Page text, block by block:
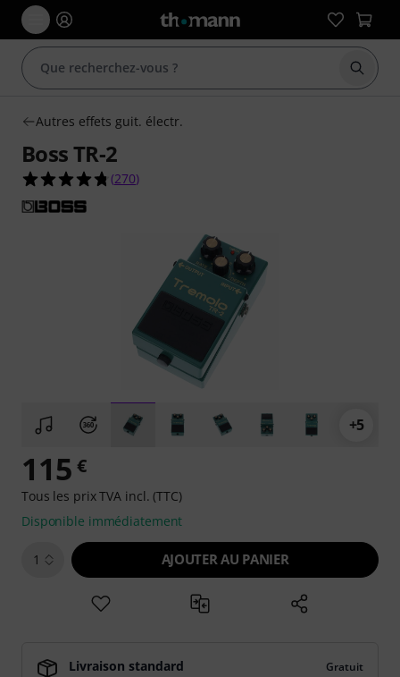
Autres effets guit. électr.
Boss TR-2
4.7 étoiles sur 5 d'après 270 évaluations clients
(270)
+5
115 €
Tous les prix TVA incl. (TTC)
Disponible immédiatement
1 AJOUTER AU PANIER
Livraison standard
Gratuit